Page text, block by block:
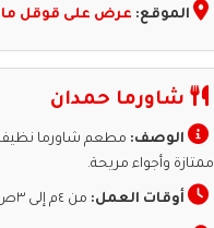
الموقع: عرض على قوقل
شاورما حمدان
الوصف: مطعم شاورما نظيف
ممتازة وأجواء مريحة.
أوقات العمل: من ٤م إلى ٣ص.